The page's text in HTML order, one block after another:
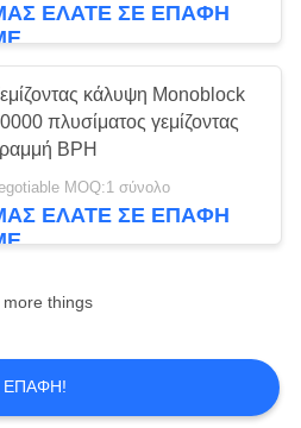
ΕΛΆΤΕ ΣΕ ΕΠΑΦΉ
κάλυψη Monoblock
πλυσίματος γεμίζοντας
BPH
MOQ:1 σύνολο
ΕΛΆΤΕ ΣΕ ΕΠΑΦΉ
more things
ΕΠΑΦΉ!